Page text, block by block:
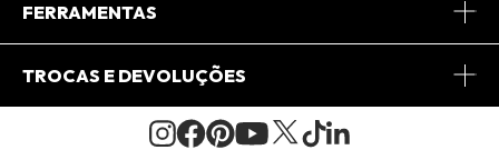
Journal
Central de Relacionamento
FERRAMENTAS
Minha Conta
Pedido de Presente
TROCAS E DEVOLUÇÕES
Condições Gerais